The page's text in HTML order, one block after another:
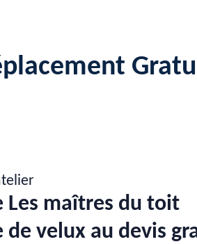
Les maîtres du toit
de velux au devis